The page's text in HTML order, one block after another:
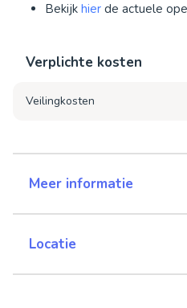
Bekijk hier de actuele
Verplichte kosten
Veilingkosten
Meer informatie
Locatie